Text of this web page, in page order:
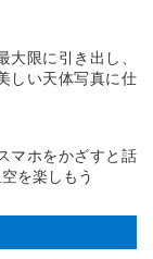
限に引き出し、
しい天体写真に仕
マホをかざすと話
を楽しもう